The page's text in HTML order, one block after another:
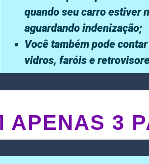
quando seu carro estiver
aguardando indenização;
Você também pode
vidros, faróis e
APENAS 3